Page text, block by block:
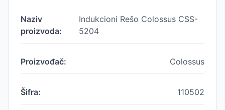
Naziv
proizvoda:
Indukcioni Rešo Colossus CSS-
5204
Proizvođač: Colossus
Šifra: 110502